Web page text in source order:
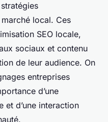
local. Ces
SEO locale,
sociaux et contenu
de leur audience. On
entreprises
d’une
et d’une interaction